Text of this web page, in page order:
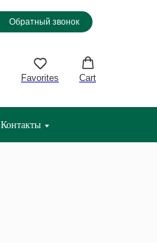
Обратный звонок
Favorites Cart
Контакты